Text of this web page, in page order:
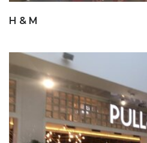
H & M